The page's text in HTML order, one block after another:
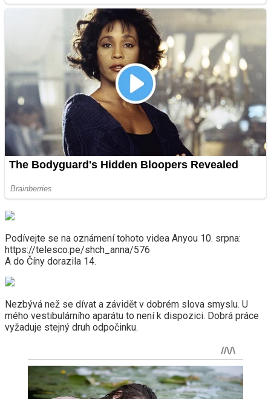
Podívejte se na oznámení tohoto videa Anyou 10. srpna:
https://telesco.pe/shch_anna/576
A do Číny dorazila 14.
Nezbývá než se dívat a závidět v dobrém slova smyslu. U
mého vestibulárního aparátu to není k dispozici. Dobrá práce
vyžaduje stejný druh odpočinku.